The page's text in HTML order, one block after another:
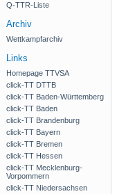
Q-TTR-Liste
Archiv
Wettkampfarchiv
Links
Homepage TTVSA
click-TT DTTB
click-TT Baden-Württemberg
click-TT Baden
click-TT Brandenburg
click-TT Bayern
click-TT Bremen
click-TT Hessen
click-TT Mecklenburg-
Vorpommern
click-TT Niedersachsen